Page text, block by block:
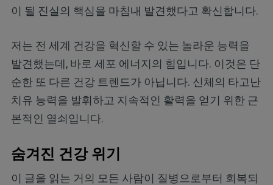
이 될 진실의 핵심을 마침내 발견했다고 확신합니다.
저는 전 세계 건강을 혁신할 수 있는 놀라운 능력을
발견했는데, 바로 세포 에너지의 힘입니다. 이것은 단
순한 또 다른 건강 트렌드가 아닙니다. 신체의 타고난
치유 능력을 발휘하고 지속적인 활력을 얻기 위한 근
본적인 열쇠입니다.
숨겨진 건강 위기
이 글을 읽는 거의 모든 사람이 질병으로부터 회복되